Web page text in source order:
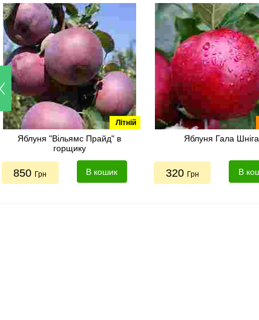
Літній
Яблуня "Вільямс Прайд" в
горщику
850 Грн В кошик
Яблуня Гала Шніга
320 Грн В